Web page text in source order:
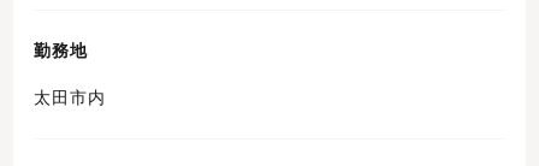
勤務地
太田市内